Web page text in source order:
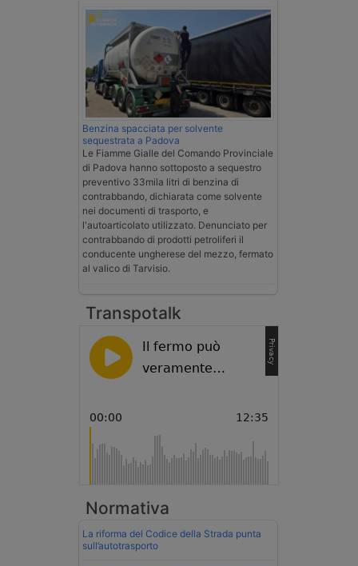
Benzina spacciata per solvente
sequestrata a Padova
Le Fiamme Gialle del Comando Provinciale
di Padova hanno sottoposto a sequestro
preventivo 33mila litri di benzina di
contrabbando, dichiarata come solvente
nei documenti di trasporto, e
l'autoarticolato utilizzato. Denunciato per
contrabbando di prodotti petroliferi il
conducente ungherese del mezzo, fermato
al valico di Tarvisio.
Transpotalk
Normativa
La riforma del Codice della Strada punta
sull’autotrasporto